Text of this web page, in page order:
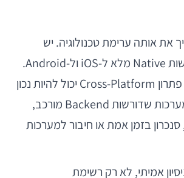
את אותה ערימת טכנולוגיה. יש
אפליקציות שדורשות Native מלא ל-iOS ול-Android.
יש מקרים שבהם פתרון Cross-Platform יכול להיות נכון
וחסכוני יותר. יש מערכות שדורשות Backend מורכב,
בזמן אמת או חיבור למערכות
אמיתי, לא רק רשימת